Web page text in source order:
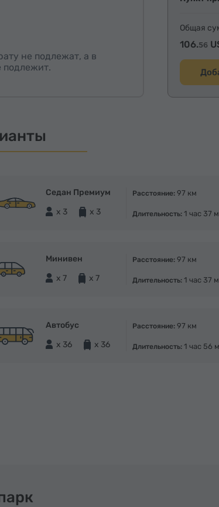
не подлежат, а в
подлежит.
Общая
106.56
Седан Премиум
x 3
x 3
Расстояние: 97 км
Длительность: 1 час 37
Минивен
x 7
x 7
Расстояние: 97 км
Длительность: 1 час 37
Автобус
x 36
x 36
Расстояние: 97 км
Длительность: 1 час 56